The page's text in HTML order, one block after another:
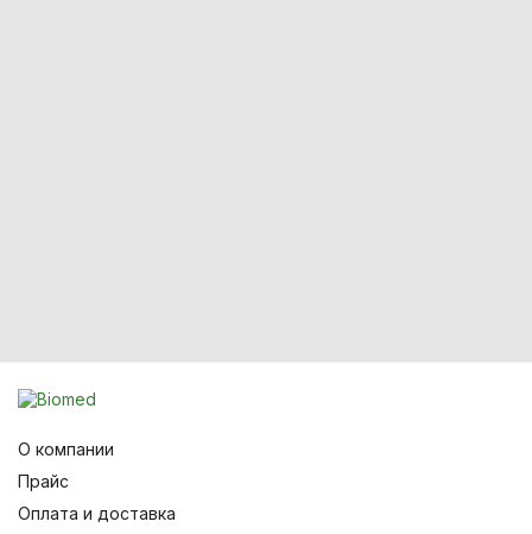
О компании
Прайс
Оплата и доставка